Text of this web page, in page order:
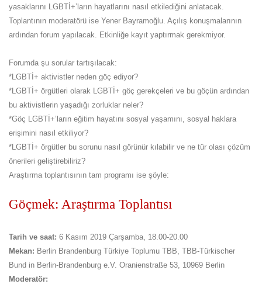
yasaklarını LGBTİ+’ların hayatlarını nasıl etkilediğini anlatacak.
Toplantının moderatörü ise Yener Bayramoğlu. Açılış konuşmalarının
ardından forum yapılacak.
Etkinliğe kayıt yaptırmak gerekmiyor.
Forumda şu sorular tartışılacak:
*LGBTİ+ aktivistler neden göç ediyor?
*LGBTİ+ örgütleri olarak LGBTİ+ göç gerekçeleri ve bu göçün ardından
bu aktivistlerin yaşadığı zorluklar neler?
*Göç LGBTİ+’ların eğitim hayatını sosyal yaşamını, sosyal haklara
erişimini nasıl etkiliyor?
*LGBTİ+ örgütler bu sorunu nasıl görünür kılabilir ve ne tür olası çözüm
önerileri geliştirebiliriz?
Araştırma toplantısının tam programı ise şöyle:
Göçmek: Araştırma Toplantısı
Tarih ve saat: 6 Kasım 2019 Çarşamba, 18.00-20.00
Mekan: Berlin Brandenburg Türkiye Toplumu TBB, TBB-Türkischer
Bund in Berlin-Brandenburg e.V. Oranienstraße 53, 10969 Berlin
Moderatör: